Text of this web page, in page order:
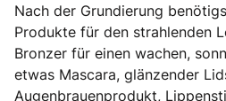
Nach der Grundierung
Produkte für den strahlenden
Bronzer für einen wachen,
etwas Mascara, glänzender
Augenbrauenprodukt,